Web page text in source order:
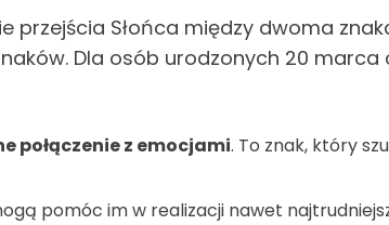
Słońca między dwoma
Dla osób urodzonych 20 marca
połączenie z emocjami. To znak, który
pomóc im w realizacji nawet